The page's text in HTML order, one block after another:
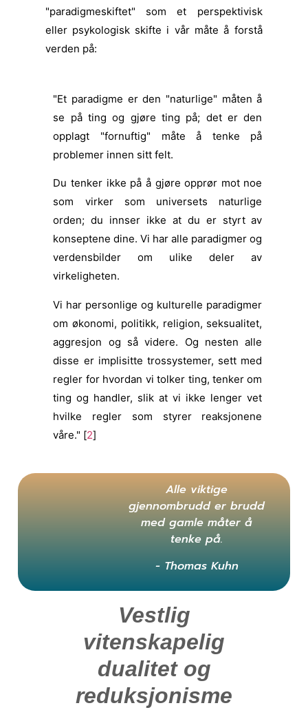
"paradigmeskiftet" som et perspektivisk
eller psykologisk skifte i vår måte å forstå
verden på:
"Et paradigme er den "naturlige" måten å
se på ting og gjøre ting på; det er den
opplagt "fornuftig" måte å tenke på
problemer innen sitt felt.
Du tenker ikke på å gjøre opprør mot noe
som virker som universets naturlige
orden; du innser ikke at du er styrt av
konseptene dine. Vi har alle paradigmer og
verdensbilder om ulike deler av
virkeligheten.
Vi har personlige og kulturelle paradigmer
om økonomi, politikk, religion, seksualitet,
aggresjon og så videre. Og nesten alle
disse er implisitte trossystemer, sett med
regler for hvordan vi tolker ting, tenker om
ting og handler, slik at vi ikke lenger vet
hvilke regler som styrer reaksjonene
våre." [2]
Alle viktige
gjennombrudd er brudd
med gamle måter å
tenke på.
- Thomas Kuhn
Vestlig
vitenskapelig
dualitet og
reduksjonisme